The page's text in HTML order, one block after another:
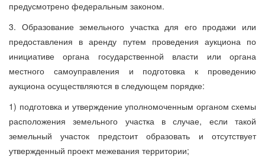
предусмотрено федеральным законом.
3. Образование земельного участка для его продажи или
предоставления в аренду путем проведения аукциона по
инициативе органа государственной власти или органа
местного самоуправления и подготовка к проведению
аукциона осуществляются в следующем порядке:
1) подготовка и утверждение уполномоченным органом схемы
расположения земельного участка в случае, если такой
земельный участок предстоит образовать и отсутствует
утвержденный проект межевания территории;